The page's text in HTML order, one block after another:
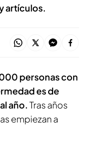
artículos.
personas con
es de
año.Tras años
empiezan a